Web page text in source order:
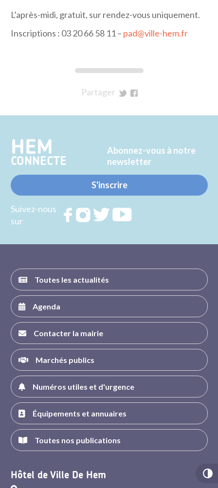
L’après-midi, gratuit, sur rendez-vous uniquement.
Inscriptions : 03 20 66 58 11 – pad@ville-hem.fr
Partager
Twitter
Facebook
HEM
CONNECTE
Abonnez-vous à notre
newsletter
S'inscrire
Suivez-nous
sur
RejoignezRejoignezRejoignez
Toutes les actualités
Agenda
Contacter la mairie
Marchés publics
Numéros utiles et d'urgence
Équipements et annuaires
Toutes nos publications
Hôtel de Ville De Hem